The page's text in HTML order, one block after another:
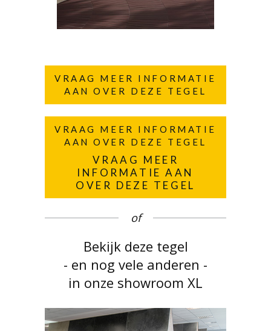
VRAAG MEER INFORMATIE
AAN OVER DEZE TEGEL
VRAAG MEER INFORMATIE
AAN OVER DEZE TEGEL
VRAAG MEER
INFORMATIE AAN
OVER DEZE TEGEL
of
Bekijk deze tegel
- en nog vele anderen -
in onze showroom XL